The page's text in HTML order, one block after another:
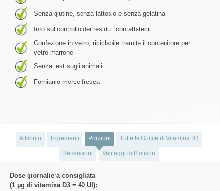
Senza glutine, senza lattosio e senza gelatina
Info sul controllo dei residui: contattateci.
Confezione in vetro, riciclabile tramite il contenitore per
vetro marrone
Senza test sugli animali
Forniamo merce fresca
Attributo Ingredienti Porzioni Tutte le Gocce di Vitamina D3
Recensioni Vantaggi di Biotikon
Dose giornaliera consigliata
(1 µg di vitamina D3 = 40 UI):